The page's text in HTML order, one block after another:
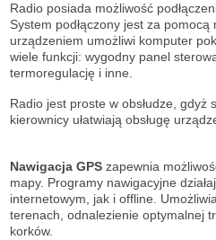
Radio posiada możliwość
System podłączony jest za
urządzeniem umożliwi komputer
wiele funkcji: wygodny panel
termoregulację i inne.
Radio jest proste w obsłudze, gdyż
kierownicy ułatwiają obsługę
Nawigacja GPS zapewnia
mapy. Programy nawigacyjne
internetowym, jak i offline.
terenach, odnalezienie optymalnej
korków.